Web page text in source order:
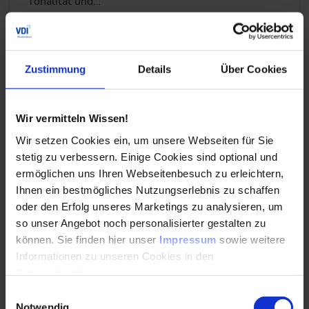
Zustimmung Details Über Cookies
Wir vermitteln Wissen!
Wir setzen Cookies ein, um unsere Webseiten für Sie
stetig zu verbessern. Einige Cookies sind optional und
ermöglichen uns Ihren Webseitenbesuch zu erleichtern,
Ihnen ein bestmögliches Nutzungserlebnis zu schaffen
oder den Erfolg unseres Marketings zu analysieren, um
so unser Angebot noch personalisierter gestalten zu
können. Sie finden hier unser Impressum sowie weitere
Informationen zu unseren Cookies in den
WEITERLESEN
mit Methode und Engineering-KI am Beispiel
Leistungselektronik in der E-Mobilität
29.05.2024
Wie lassen sich komplexe Produkte schneller und
zuverlässiger entwickeln? Am Beispiel der
Leistungselektronik zeigt sich, wie Engineering-KI
mit…